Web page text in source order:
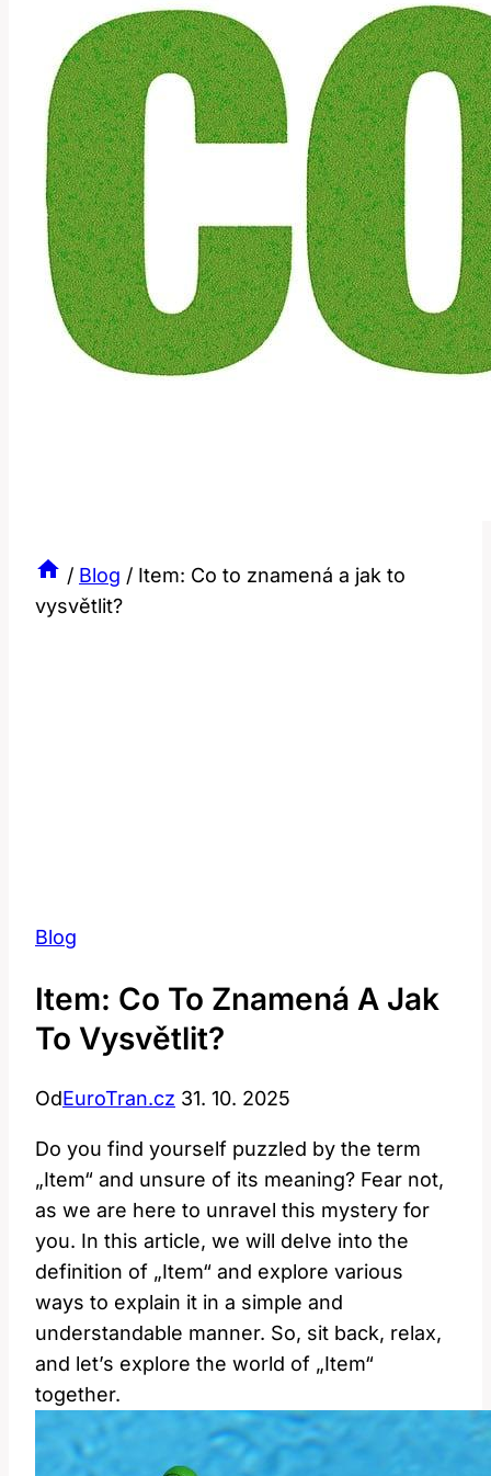
/ Blog / Item: Co to znamená a jak to
vysvětlit?
Blog
Item: Co To Znamená A Jak
To Vysvětlit?
OdEuroTran.cz 31. 10. 2025
Do you find yourself puzzled by the term
„Item“ and unsure of its meaning? Fear not,
as we are here to unravel this mystery for
you. In this article, we will delve into the
definition of „Item“ and explore various
ways to explain it in a simple and
understandable manner. So, sit back, relax,
and let’s explore the world of „Item“
together.